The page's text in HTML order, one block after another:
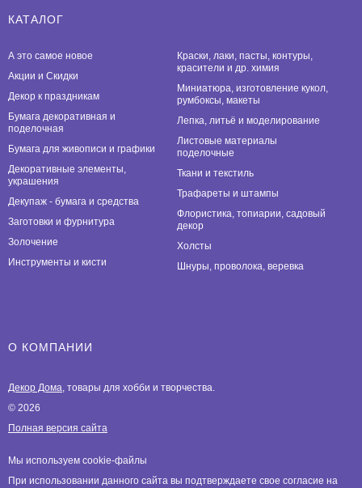
КАТАЛОГ
А это самое новое
Акции и Скидки
Декор к праздникам
Бумага декоративная и
поделочная
Бумага для живописи и графики
Декоративные элементы,
украшения
Декупаж - бумага и средства
Заготовки и фурнитура
Золочение
Инструменты и кисти
Краски, лаки, пасты, контуры,
красители и др. химия
Миниатюра, изготовление кукол,
румбоксы, макеты
Лепка, литьё и моделирование
Листовые материалы
поделочные
Ткани и текстиль
Трафареты и штампы
Флористика, топиарии, садовый
декор
Холсты
Шнуры, проволока, веревка
О КОМПАНИИ
Декор Дома, товары для хобби и творчества.
© 2026
Полная версия сайта
Мы используем cookie-файлы
При использовании данного сайта вы подтверждаете свое согласие на